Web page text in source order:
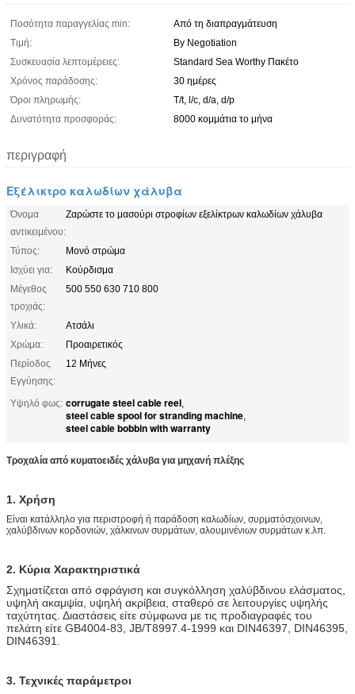
Ποσότητα παραγγελίας min:
Από τη διαπραγμάτευση
Τιμή:
By Negotiation
Συσκευασία λεπτομέρειες:
Standard Sea Worthy Πακέτο
Χρόνος παράδοσης:
30 ημέρες
Όροι πληρωμής:
T/t, l/c, d/a, d/p
Δυνατότητα προσφοράς:
8000 κομμάτια το μήνα
περιγραφή
Εξέλικτρο καλωδίων χάλυβα
Όνομα
αντικειμένου:
Ζαρώστε το μασούρι στροφίων εξελίκτρων καλωδίων χάλυβα
Τύπος:
Μονό στρώμα
Ισχύει για:
Κούρδισμα
Μέγεθος
τροχιάς:
500 550 630 710 800
Υλικά:
Ατσάλι
Χρώμα:
Προαιρετικός
Περίοδος
Εγγύησης:
12 Μήνες
Υψηλό φως: corrugate steel cable reel,
steel cable spool for stranding machine,
steel cable bobbin with warranty
Τροχαλία από κυματοειδές χάλυβα για μηχανή πλέξης
1. Χρήση
Είναι κατάλληλο για περιστροφή ή παράδοση καλωδίων, συρματόσχοινων,
χαλύβδινων κορδονιών, χάλκινων συρμάτων, αλουμινένιων συρμάτων κ.λπ.
2. Κύρια Χαρακτηριστικά
Σχηματίζεται από σφράγιση και συγκόλληση χαλύβδινου ελάσματος,
υψηλή ακαμψία, υψηλή ακρίβεια, σταθερό σε λειτουργίες υψηλής
ταχύτητας. Διαστάσεις είτε σύμφωνα με τις προδιαγραφές του
πελάτη είτε GB4004-83, JB/T8997.4-1999 και DIN46397, DIN46395,
DIN46391.
3. Τεχνικές παράμετροι